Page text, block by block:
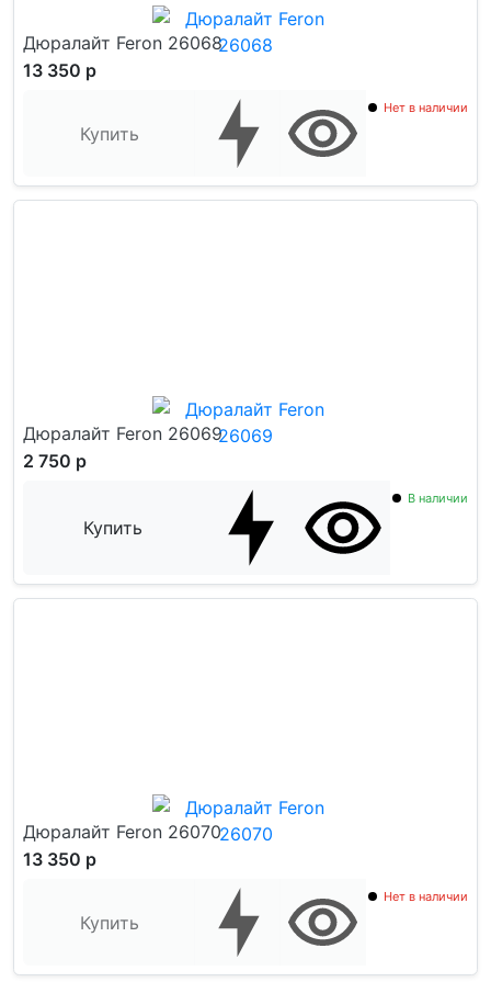
Дюралайт Feron 26068
13 350 р
Купить
Нет в наличии
Дюралайт Feron 26069
2 750 р
Купить
В наличии
Дюралайт Feron 26070
13 350 р
Купить
Нет в наличии